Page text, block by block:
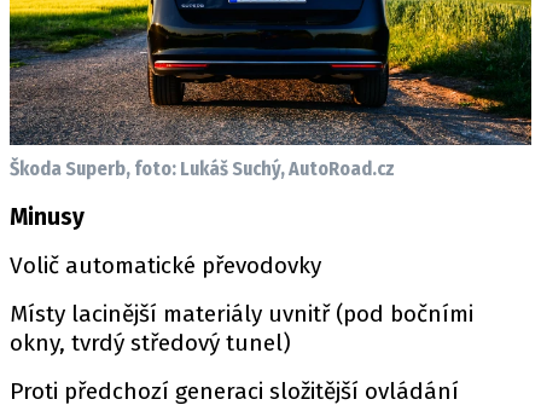
Škoda Superb, foto: Lukáš Suchý, AutoRoad.cz
Minusy
Volič automatické převodovky
Místy lacinější materiály uvnitř (pod bočními
okny, tvrdý středový tunel)
Proti předchozí generaci složitější ovládání